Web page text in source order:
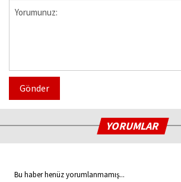
Gönder
YORUMLAR
Bu haber henüz yorumlanmamış...